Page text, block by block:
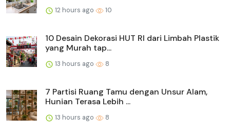
12 hours ago 10
10 Desain Dekorasi HUT RI dari Limbah Plastik
yang Murah tap...
13 hours ago 8
7 Partisi Ruang Tamu dengan Unsur Alam,
Hunian Terasa Lebih ...
13 hours ago 8